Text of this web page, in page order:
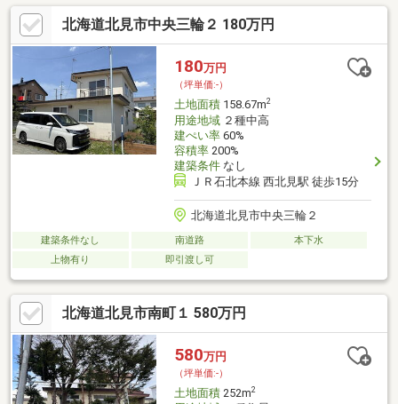
い方にぴったりな環境がそろっています。前面道路には都市ガス
管が通っているのも、毎日のコストを抑えられて嬉しいポイント
です。初めての土地探しでも、自由な建築プランをのびのびとイ
メージしていただけます。
北海道北見市中央三輪２ 180万円
180万円
（坪単価:-）
土地面積158.67m2
用途地域２種中高
建ぺい率60%
容積率200%
建築条件なし
ＪＲ石北本線 西北見駅 徒歩15分
北海道北見市中央三輪２
建築条件なし 南道路
本下水
上物有り
即引渡し可
北海道北見市南町１ 580万円
580万円
（坪単価:-）
土地面積252m2